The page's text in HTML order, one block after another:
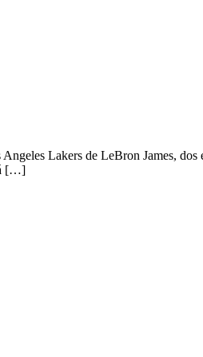
Lakers de LeBron James, dos
[…]